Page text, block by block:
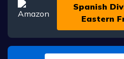
Spanish
Eastern